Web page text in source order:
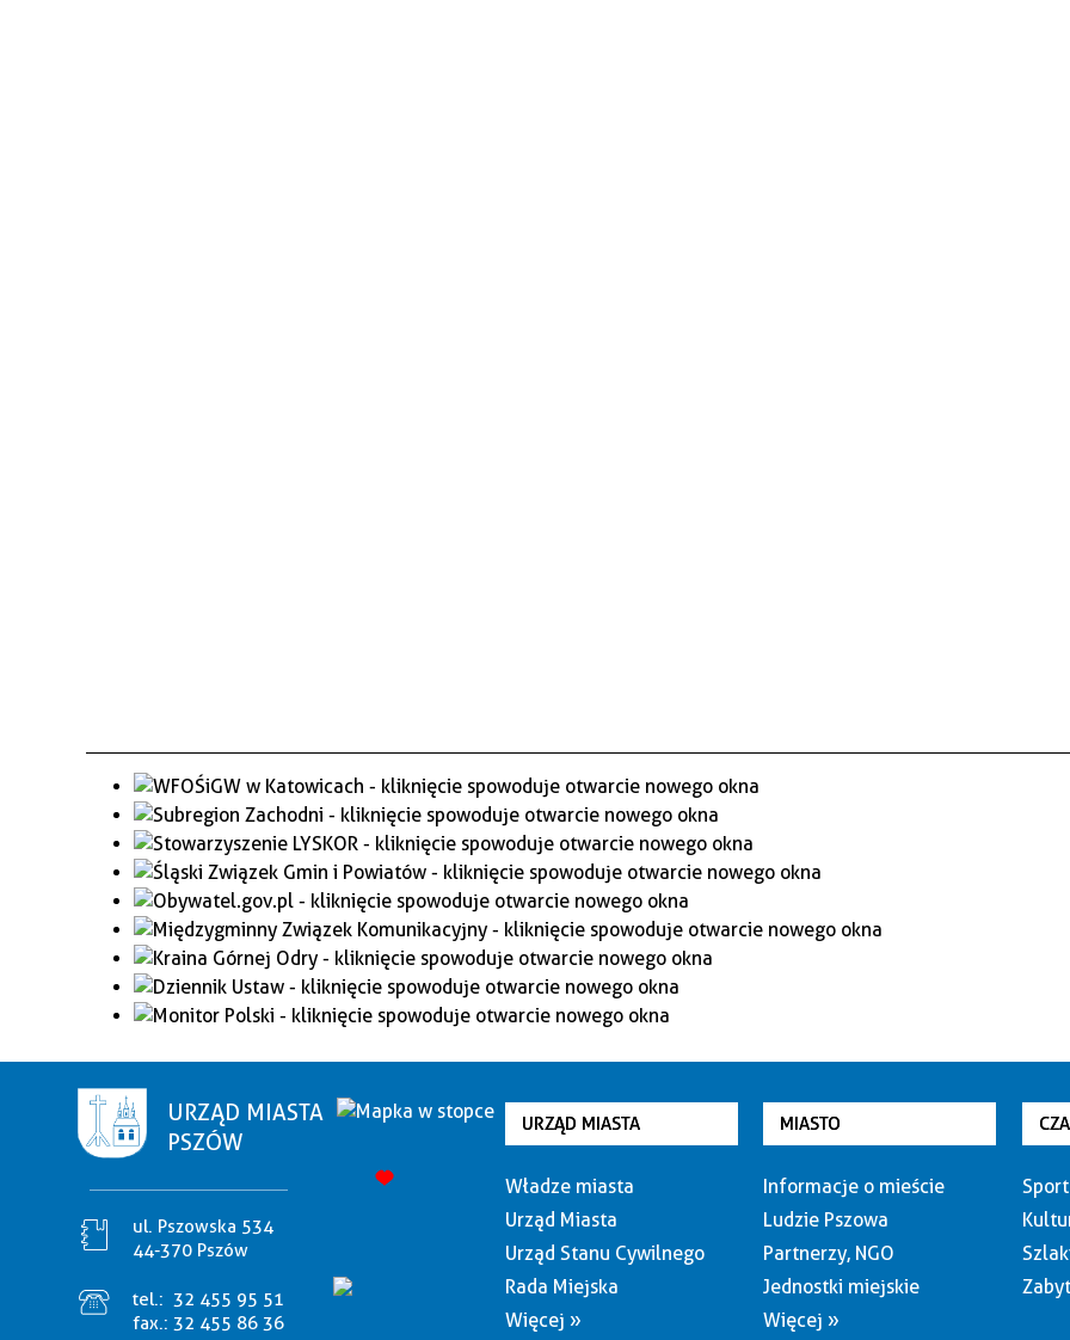
URZĄD MIASTA
PSZÓW
ul. Pszowska 534
44-370 Pszów
tel.: 32 455 95 51
fax.: 32 455 86 36
URZĄD MIASTA
Władze miasta
Urząd Miasta
Urząd Stanu Cywilnego
Rada Miejska
Więcej »
MIASTO
Informacje o mieście
Ludzie Pszowa
Partnerzy, NGO
Jednostki miejskie
Więcej »
Sport